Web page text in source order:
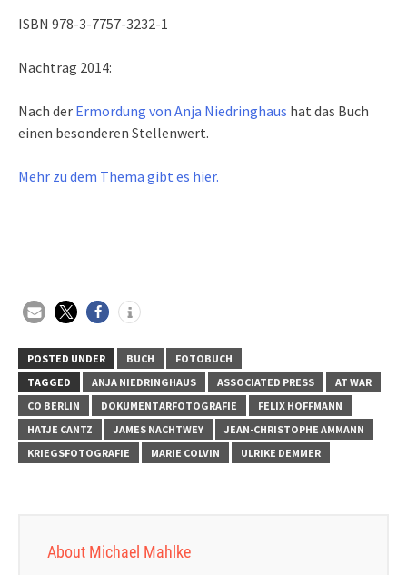
ISBN 978-3-7757-3232-1
Nachtrag 2014:
Nach der Ermordung von Anja Niedringhaus hat das Buch
einen besonderen Stellenwert.
Mehr zu dem Thema gibt es hier.
POSTED UNDER BUCH
FOTOBUCH
TAGGED
ANJA NIEDRINGHAUS ASSOCIATED PRESS
AT WAR
CO BERLIN
DOKUMENTARFOTOGRAFIE
FELIX HOFFMANN
HATJE CANTZ
JAMES NACHTWEY
JEAN-CHRISTOPHE AMMANN
KRIEGSFOTOGRAFIE
MARIE COLVIN ULRIKE DEMMER
About Michael Mahlke